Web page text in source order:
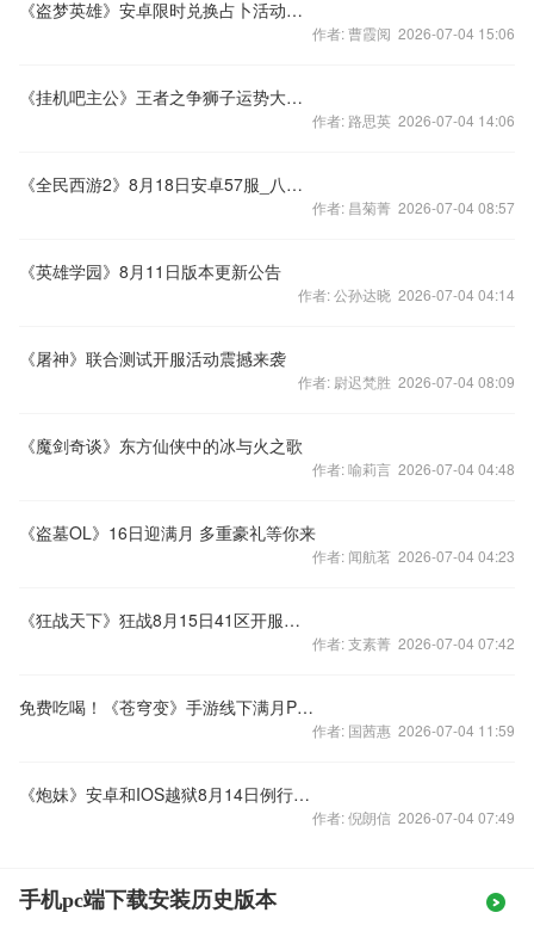
《盗梦英雄》安卓限时兑换占卜活动开启公告
作者: 曹霞阅 2026-07-04 15:06
《挂机吧主公》王者之争狮子运势大盘点
作者: 路思英 2026-07-04 14:06
《全民西游2》8月18日安卓57服_八卦炉新服开启公告
作者: 昌菊菁 2026-07-04 08:57
《英雄学园》8月11日版本更新公告
作者: 公孙达晓 2026-07-04 04:14
《屠神》联合测试开服活动震撼来袭
作者: 尉迟梵胜 2026-07-04 08:09
《魔剑奇谈》东方仙侠中的冰与火之歌
作者: 喻莉言 2026-07-04 04:48
《盗墓OL》16日迎满月 多重豪礼等你来
作者: 闻航茗 2026-07-04 04:23
《狂战天下》狂战8月15日41区开服公告
作者: 支素菁 2026-07-04 07:42
免费吃喝！《苍穹变》手游线下满月Party入场资格开启预约
作者: 国茜惠 2026-07-04 11:59
《炮妹》安卓和IOS越狱8月14日例行维护公告
作者: 倪朗信 2026-07-04 07:49
手机pc端下载安装历史版本